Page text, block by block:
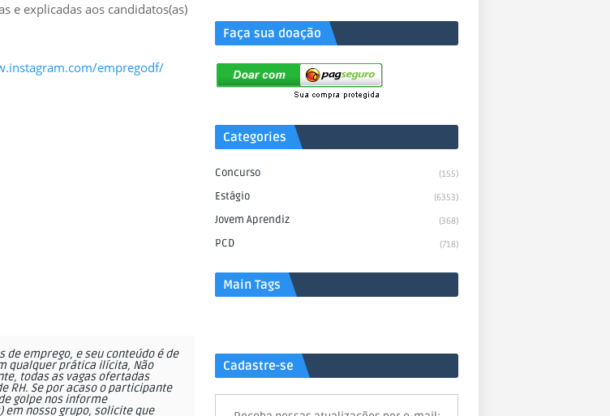
e explicadas aos candidatos(as)
empregodf/
de emprego, e seu conteúdo é de
qualquer prática ilícita, Não
todas as vagas ofertadas
RH. Se por acaso o participante
golpe nos informe
em nosso grupo, solicite que
Faça sua doação
Categories
Concurso (155)
Estágio (6353)
Jovem Aprendiz (368)
PCD (718)
Main Tags
Cadastre-se